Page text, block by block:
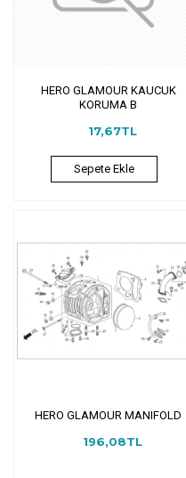
HERO GLAMOUR KAUCUK
KORUMA B
17,67TL
Sepete Ekle
HERO GLAMOUR MANIFOLD
196,08TL